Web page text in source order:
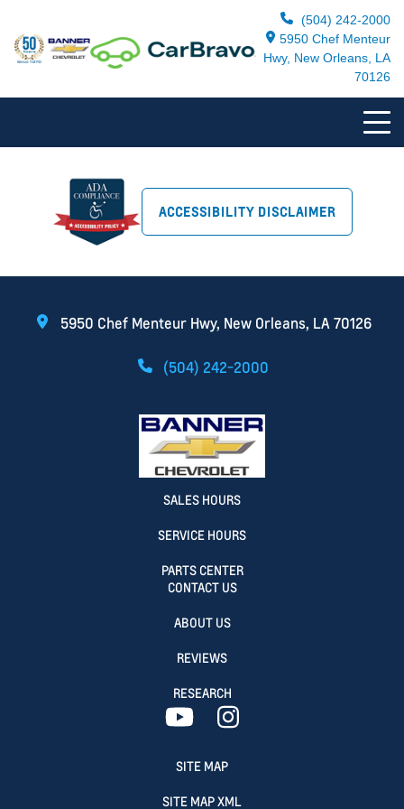
(504) 242-2000
5950 Chef Menteur
Hwy, New Orleans, LA
70126
ACCESSIBILITY DISCLAIMER
5950 Chef Menteur Hwy, New Orleans, LA 70126
(504) 242-2000
SALES HOURS
SERVICE HOURS
PARTS CENTER
CONTACT US
ABOUT US
REVIEWS
RESEARCH
SITE MAP
SITE MAP XML